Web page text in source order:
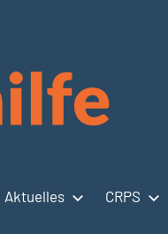
Aktuelles CRPS